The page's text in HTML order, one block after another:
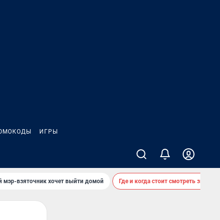
ИГРЫ
мэр-взяточник хочет выйти домой Где и когда стоит смотреть